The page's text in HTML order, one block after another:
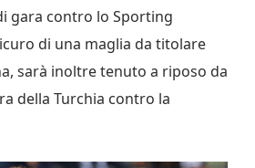
gara contro lo Sporting
di una maglia da titolare
sarà inoltre tenuto a riposo da
della Turchia contro la